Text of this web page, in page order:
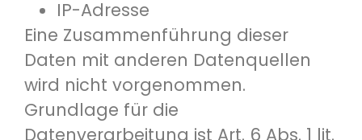
IP-Adresse
Eine Zusammenführung dieser
Daten mit anderen Datenquellen
wird nicht vorgenommen.
Grundlage für die
Datenverarbeitung ist Art. 6 Abs. 1 lit.